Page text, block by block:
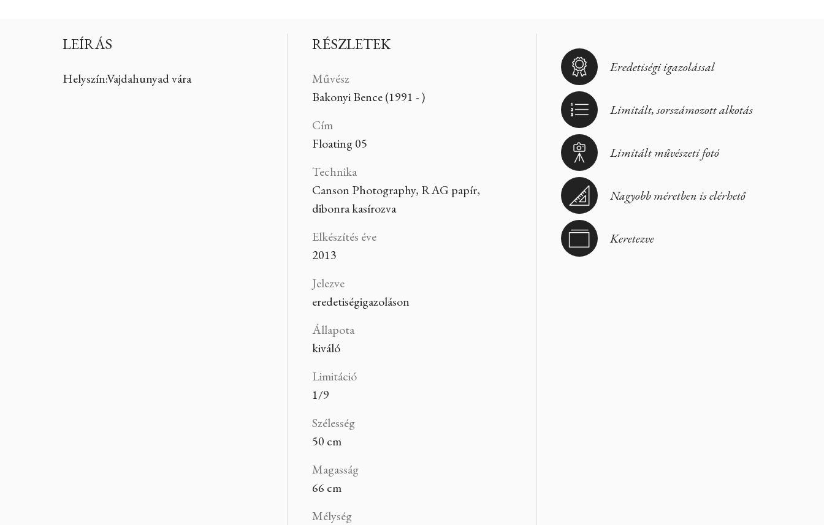
LEÍRÁS
Helyszín:Vajdahunyad vára
RÉSZLETEK
Művész
Bakonyi Bence (1991 - )
Cím
Floating 05
Technika
Canson Photography, RAG papír,
dibonra kasírozva
Elkészítés éve
2013
Jelezve
eredetiségigazoláson
Állapota
kiváló
Limitáció
1/9
Szélesség
50 cm
Magasság
66 cm
Mélység
Eredetiségi igazolással
Limitált, sorszámozott alkotás
Limitált művészeti fotó
Nagyobb méretben is elérhető
Keretezve